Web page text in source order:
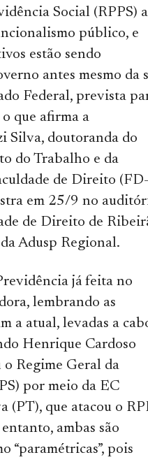
Social (RPPS)
público, e
estão sendo
antes mesmo da
Federal, prevista
o que afirma a
Silva, doutoranda do
do Trabalho e da
de Direito
em 25/9 no
de Direito de
Adusp Regional.
já feita no
lembrando as
a atual, levadas a
Henrique Cardoso
o Regime Geral da
por meio da EC
(PT), que atacou o
ambas são
“paramétricas”, pois